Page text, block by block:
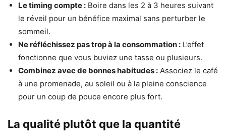
Le timing compte : Boire dans les 2 à 3 heures suivant
le réveil pour un bénéfice maximal sans perturber le
sommeil.
Ne réfléchissez pas trop à la consommation : L’effet
fonctionne que vous buviez une tasse ou plusieurs.
Combinez avec de bonnes habitudes : Associez le café
à une promenade, au soleil ou à la pleine conscience
pour un coup de pouce encore plus fort.
La qualité plutôt que la quantité